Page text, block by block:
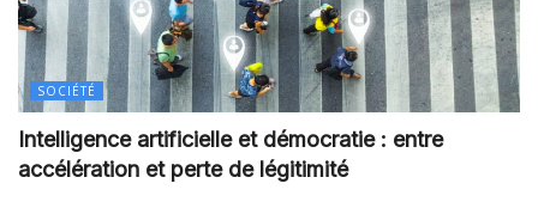
SOCIÉTÉ
Intelligence artificielle et démocratie : entre
accélération et perte de légitimité